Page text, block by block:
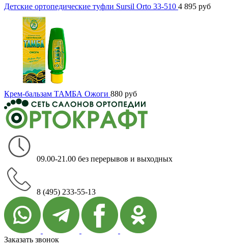
Детские ортопедические туфли Sursil Orto 33-510 4 895 руб
Крем-бальзам ТАМБА Ожоги 880 руб
09.00-21.00 без перерывов и выходных
8 (495) 233-55-13
Заказать звонок